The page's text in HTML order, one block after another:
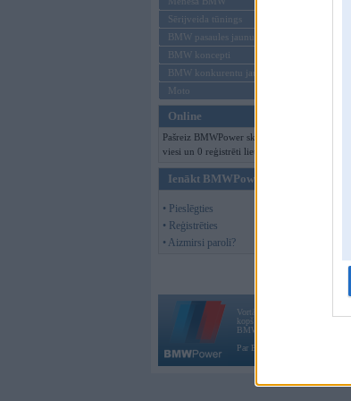
Sērijveida tūnings
BMW pasaules jaunumi
BMW koncepti
BMW konkurentu jaunumi
Moto
Online
Pašreiz BMWPower skatās 100
viesi un 0 reģistrēti lietotāji.
Ienākt BMWPower
• Pieslēgties
• Reģistrēties
• Aizmirsi paroli?
Vortāls BMWPower.lv darbojas
kopš 2002. gada 14. maija.
BMW AG.
Par BMWPower